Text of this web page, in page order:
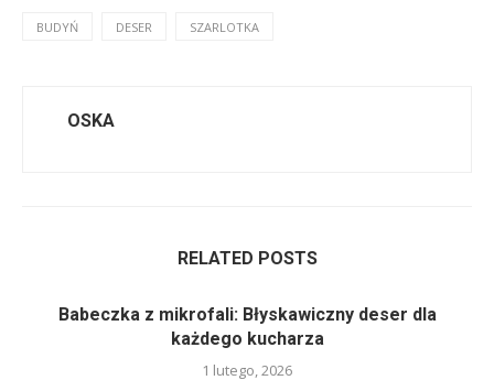
BUDYŃ DESER SZARLOTKA
OSKA
RELATED POSTS
Babeczka z mikrofali: Błyskawiczny deser dla
każdego kucharza
1 lutego, 2026